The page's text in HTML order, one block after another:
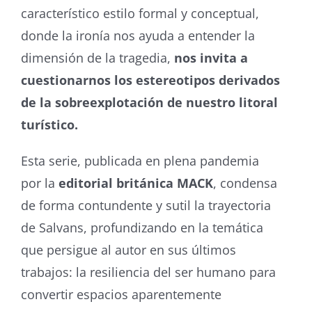
característico estilo formal y conceptual,
donde la ironía nos ayuda a entender la
dimensión de la tragedia, nos invita a
cuestionarnos los estereotipos derivados
de la sobreexplotación de nuestro litoral
turístico.
Esta serie, publicada en plena pandemia
por la editorial británica MACK, condensa
de forma contundente y sutil la trayectoria
de Salvans, profundizando en la temática
que persigue al autor en sus últimos
trabajos: la resiliencia del ser humano para
convertir espacios aparentemente